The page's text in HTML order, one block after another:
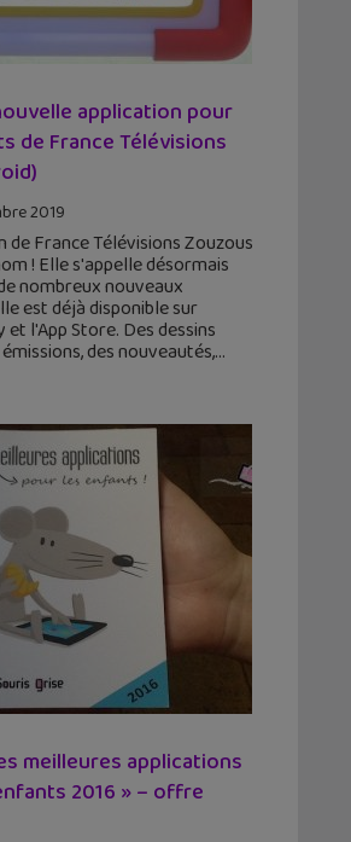
application pour
de France Télévisions
2019
de France Télévisions Zouzous
! Elle s'appelle désormais
nombreux nouveaux
est déjà disponible sur
et l'App Store. Des dessins
des nouveautés,
meilleures applications
2016 » – offre